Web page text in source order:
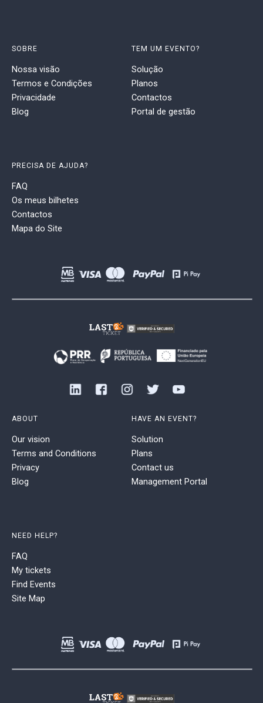
SOBRE
Nossa visão
Termos e Condições
Privacidade
Blog
TEM UM EVENTO?
Solução
Planos
Contactos
Portal de gestão
PRECISA DE AJUDA?
FAQ
Os meus bilhetes
Contactos
Mapa do Site
ABOUT
Our vision
Terms and Conditions
Privacy
Blog
HAVE AN EVENT?
Solution
Plans
Contact us
Management Portal
NEED HELP?
FAQ
My tickets
Find Events
Site Map